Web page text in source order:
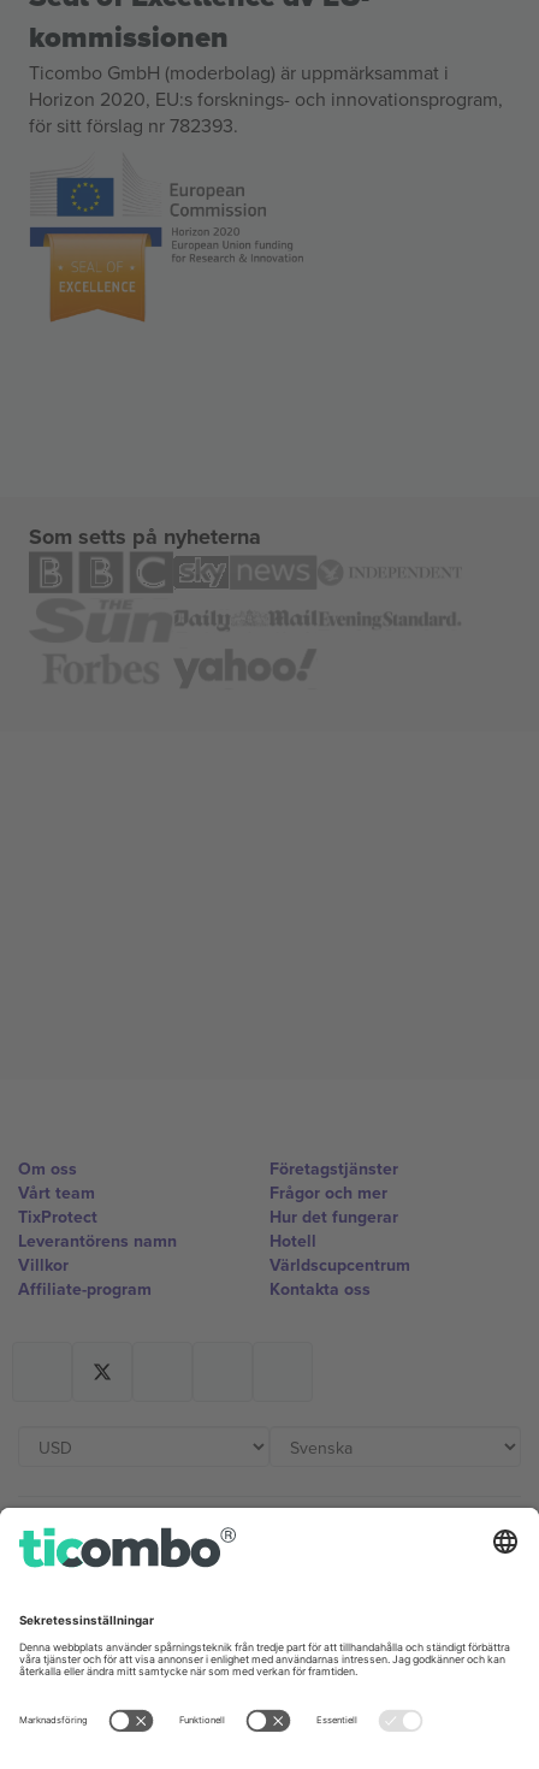
kommissionen
Ticombo GmbH (moderbolag) är uppmärksammat i
Horizon 2020, EU:s forsknings- och innovationsprogram,
för sitt förslag nr 782393.
Som setts på nyheterna
Om oss
Vårt team
TixProtect
Leverantörens namn
Villkor
Affiliate-program
Företagstjänster
Frågor och mer
Hur det fungerar
Hotell
Världscupcentrum
Kontakta oss
Kontor och support
Unter den Linden 24, 10117
Berlin, Germany
London, EC1V 1AW, United
Kingdom
United States
Switzerland